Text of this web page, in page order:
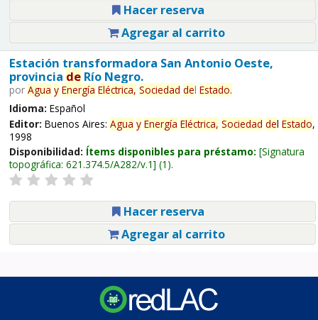
Hacer reserva
Agregar al carrito
Estación transformadora San Antonio Oeste,
provincia deRío Negro.
por Agua y Energía Eléctrica, Sociedad del Estado.
Idioma: Español
Editor: Buenos Aires: Agua y Energía Eléctrica, Sociedad del Estado,
1998
Disponibilidad: Ítems disponibles para préstamo: Signatura
topográfica: 621.374.5/A282/v.1 (1).
Hacer reserva
Agregar al carrito